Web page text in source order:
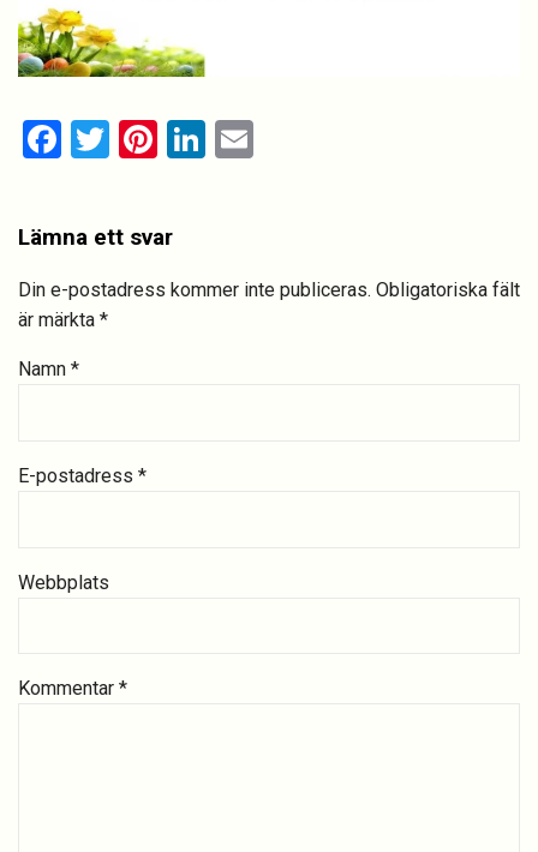
Facebook
TwitterPinterest
LinkedIn
Lämna ett svar
Din e-postadress kommer inte publiceras. Obligatoriska fält
är märkta *
Kommentar *
Namn *
E-postadress *
Webbplats